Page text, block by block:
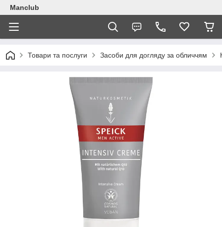
Manclub
Товари та послуги Засоби для догляду за обличчям